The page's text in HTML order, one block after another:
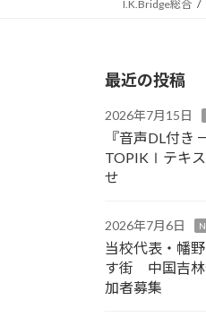
I.K.Bridge総合
最近の投稿
2026年7月15日
『音声DL付き
TOPIKⅠテキ
せ
2026年7月6日
当校代表・幡
す街 中国吉
加者募集